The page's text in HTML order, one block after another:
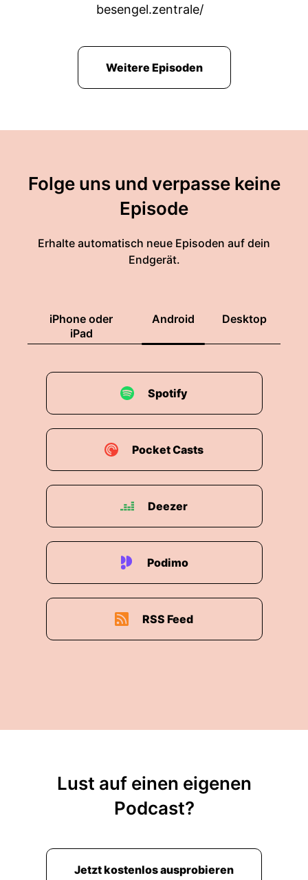
besengel.zentrale/
Weitere Episoden
Folge uns und verpasse keine
Episode
Erhalte automatisch neue Episoden auf dein
Endgerät.
iPhone oder
iPad
Android Desktop
Spotify
Pocket Casts
Deezer
Podimo
RSS Feed
Lust auf einen eigenen
Podcast?
Jetzt kostenlos ausprobieren